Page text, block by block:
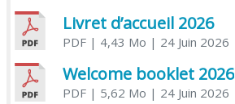
Livret d’accueil 2026
PDF| 4,43 Mo | 24 Juin 2026
Welcome booklet 2026
PDF| 5,62 Mo | 24 Juin 2026